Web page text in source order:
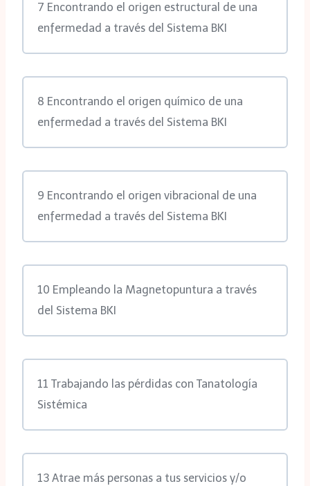
7 Encontrando el origen estructural de una
enfermedad a través del Sistema BKI
8 Encontrando el origen químico de una
enfermedad a través del Sistema BKI
9 Encontrando el origen vibracional de una
enfermedad a través del Sistema BKI
10 Empleando la Magnetopuntura a través
del Sistema BKI
11 Trabajando las pérdidas con Tanatología
Sistémica
13 Atrae más personas a tus servicios y/o